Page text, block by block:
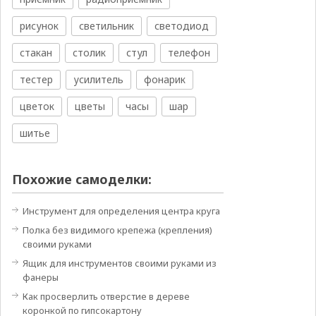
рисунок
светильник
светодиод
стакан
столик стул
телефон
тестер
усилитель
фонарик
цветок
цветы часы
шар
шитье
Похожие самоделки:
Инструмент для определения центра круга
Полка без видимого крепежа (крепления)
своими руками
Ящик для инструментов своими руками из
фанеры
Как просверлить отверстие в дереве
коронкой по гипсокартону